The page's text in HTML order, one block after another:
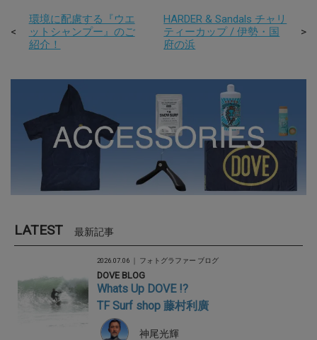
環境に配慮する『ウエ
ットシャンプー』のご
紹介！
HARDER & Sandals チャリ
ティーカップ / 伊勢・国
府の浜
LATEST 最新記事
2026.07.06 ｜ フォトグラファー ブログ
DOVE BLOG
Whats Up DOVE !?
TF Surf shop 藤村利廣
神尾光輝